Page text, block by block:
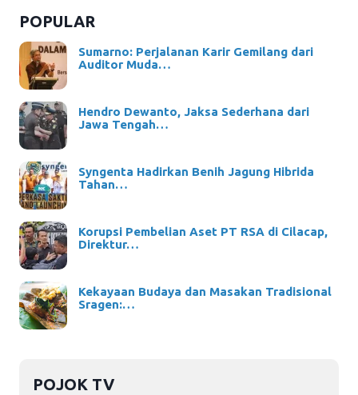
POPULAR
Sumarno: Perjalanan Karir Gemilang dari
Auditor Muda…
Hendro Dewanto, Jaksa Sederhana dari
Jawa Tengah…
Syngenta Hadirkan Benih Jagung Hibrida
Tahan…
Korupsi Pembelian Aset PT RSA di Cilacap,
Direktur…
Kekayaan Budaya dan Masakan Tradisional
Sragen:…
POJOK TV